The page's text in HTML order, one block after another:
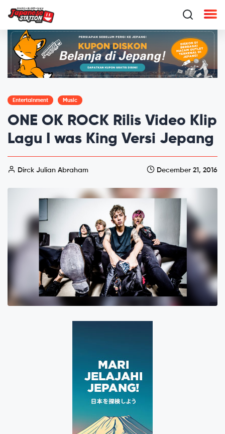
Entertainment Music
ONE OK ROCK Rilis Video Klip
Lagu I was King Versi Jepang
Dirck Julian Abraham December 21, 2016